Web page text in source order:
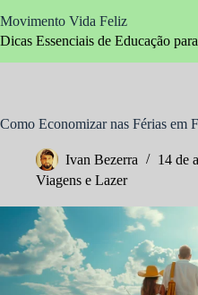
para
o
Movimento Vida Feliz
Dicas Essenciais de Educação
Como Economizar nas Férias em
Ivan Bezerra
14 de
Viagens e Lazer